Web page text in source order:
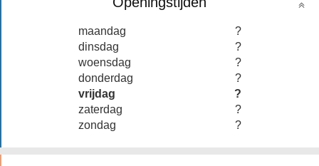
maandag
?
dinsdag
?
woensdag
?
donderdag
?
vrijdag
?
zaterdag
?
zondag
?